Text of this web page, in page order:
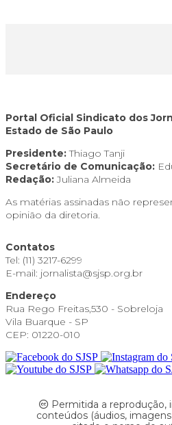
Portal Oficial Sindicato dos
Estado de São Paulo
Presidente:Thiago Tanji
Secretário de Comunicação:
Redação:Juliana Almeida
As matérias assinadas não
opinião da diretoria.
Contatos
Tel: (11) 3217-6299
E-mail: jornalista@sjsp.org.br
Endereço
Rua Rego Freitas,530 - Sobreloja
Vila Buarque - SP
CEP: 01220-010
Permitida a reprodução,
conteúdos (áudios,